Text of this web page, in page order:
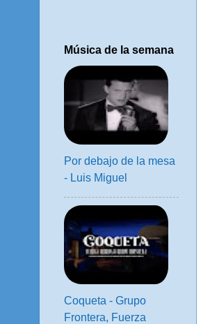
Música de la semana
Por debajo de la mesa
- Luis Miguel
Coqueta - Grupo
Frontera, Fuerza